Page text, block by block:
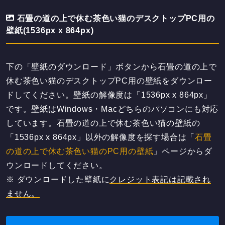
石畳の道の上で休む茶色い猫のデスクトップPC用の
壁紙(1536px x 864px)
下の「壁紙のダウンロード」ボタンから石畳の道の上で
休む茶色い猫のデスクトップPC用の壁紙をダウンロー
ドしてください。壁紙の解像度は「1536px x 864px」
です。壁紙はWindows・Macどちらのパソコンにも対応
しています。石畳の道の上で休む茶色い猫の壁紙の
「1536px x 864px」以外の解像度を探す場合は「石畳
の道の上で休む茶色い猫のPC用の壁紙 」ページからダ
ウンロードしてください。
※ ダウンロードした壁紙に クレジット表記は記載され
ません。